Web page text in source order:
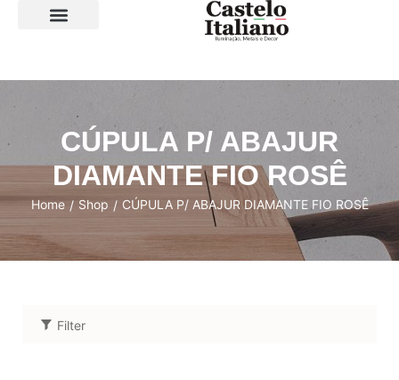
CÚPULA P/ ABAJUR
DIAMANTE FIO ROSÊ
Home / Shop / CÚPULA P/ ABAJUR DIAMANTE FIO ROSÊ
Filter